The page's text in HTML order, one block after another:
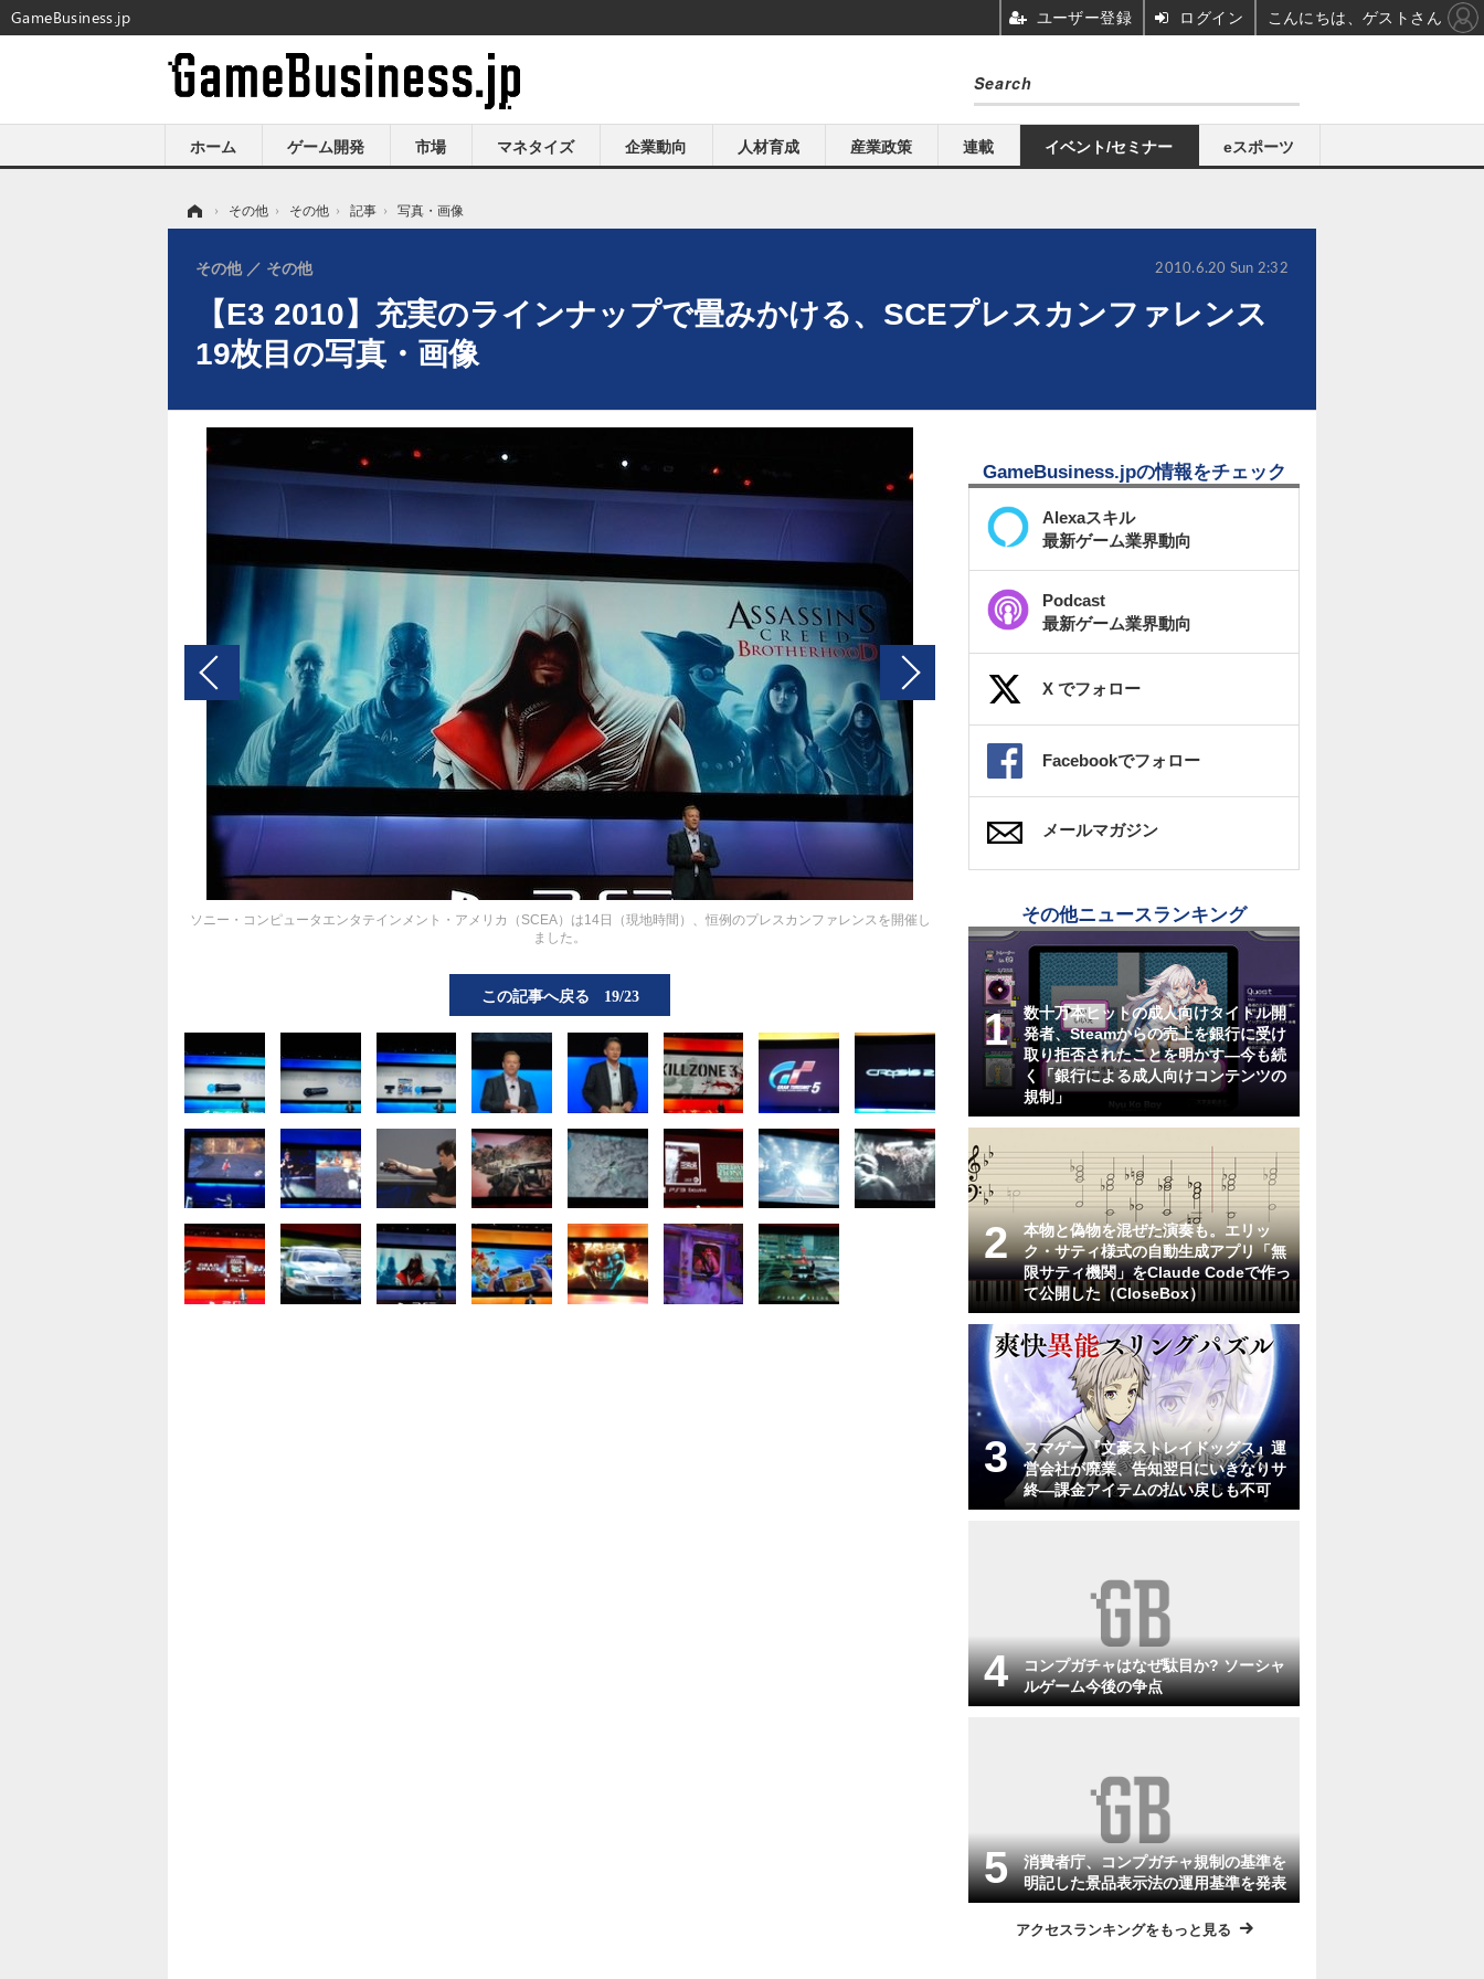
ホーム ゲーム開発 市場 マネタイズ 企業動向 人材育成 産業政策 連載 イベント/セミナー eスポーツ
› その他 › その他 › 記事 › 写真・画像
【E3 2010】充実のラインナップで畳みかける、SCEプレスカンファレンス
19枚目の写真・画像
その他 その他 2010.6.20 Sun 2:32
ソニー・コンピュータエンタテインメント・アメリカ（SCEA）は14日（現地時間）、恒例のプレスカンファレンスを開催し
ました。
この記事へ戻る 19/23
GameBusiness.jpの情報をチェック
Alexaスキル
最新ゲーム業界動向
Podcast
最新ゲーム業界動向
X でフォロー
Facebookでフォロー
メールマガジン
その他ニュースランキング
数十万本ヒットの成人向けタイトル開
発者、Steamからの売上を銀行に受け
取り拒否されたことを明かす―今も続
く「銀行による成人向けコンテンツの
規制」
本物と偽物を混ぜた演奏も。エリッ
ク・サティ様式の自動生成アプリ「無
限サティ機関」をClaude Codeで作っ
て公開した（CloseBox）
スマゲー『文豪ストレイドッグス』運
営会社が廃業、告知翌日にいきなりサ
終―課金アイテムの払い戻しも不可
コンプガチャはなぜ駄目か? ソーシャ
ルゲーム今後の争点
消費者庁、コンプガチャ規制の基準を
明記した景品表示法の運用基準を発表
アクセスランキングをもっと見る
GameBusiness.jp ユーザー登録 ログイン こんにちは、ゲストさん